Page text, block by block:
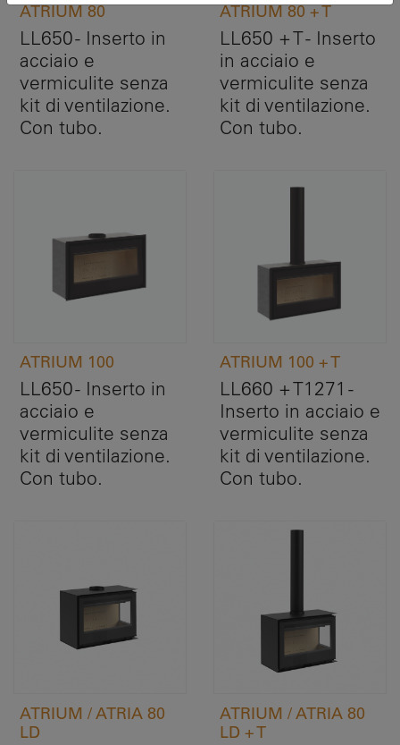
ATRIUM 80
LL650 - Inserto in
acciaio e
vermiculite senza
kit di ventilazione.
Con tubo.
ATRIUM 80 + T
LL650 + T - Inserto
in acciaio e
vermiculite senza
kit di ventilazione.
Con tubo.
ATRIUM 100
LL650 - Inserto in
acciaio e
vermiculite senza
kit di ventilazione.
Con tubo.
ATRIUM 100 + T
LL660 + T1271 -
Inserto in acciaio e
vermiculite senza
kit di ventilazione.
Con tubo.
ATRIUM / ATRIA 80
LD
ATRIUM / ATRIA 80
LD + T